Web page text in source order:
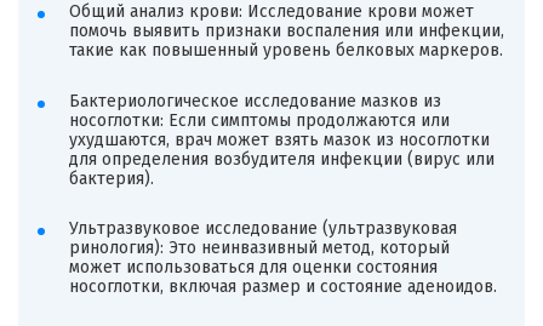
Общий анализ крови: Исследование крови может
помочь выявить признаки воспаления или инфекции,
такие как повышенный уровень белковых маркеров.
Бактериологическое исследование мазков из
носоглотки: Если симптомы продолжаются или
ухудшаются, врач может взять мазок из носоглотки
для определения возбудителя инфекции (вирус или
бактерия).
Ультразвуковое исследование (ультразвуковая
ринология): Это неинвазивный метод, который
может использоваться для оценки состояния
носоглотки, включая размер и состояние аденоидов.